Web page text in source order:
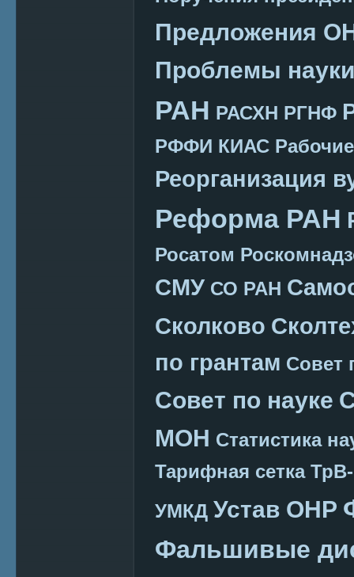
Предложения
Проблемы науки
РАН РАСХН РГНФ
РФФИ КИАС
Реорганизация
Реформа РАН
Росатом
СМУ СО РАН
Сколково
по грантам Совет
Совет по науке
МОН Статистика
Тарифная сетка
УМКД Устав ОНР
Фальшивые